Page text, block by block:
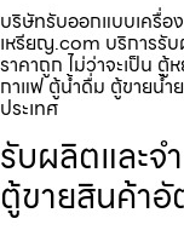
บริษัทรับออกแบบเครื่อ
เหรียญ.com บริการรั
ราคาถูก ไม่ว่าจะเป็น
กาแฟ ตู้น้ำดื่ม ตู้ขายน้ำ
ประเทศ
รับผลิตและจ
ตู้ขายสินค้าอั